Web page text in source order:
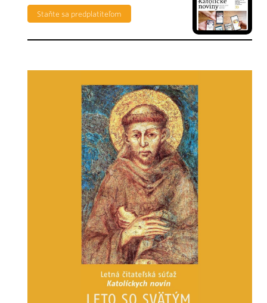
Staňte sa predplatiteľom